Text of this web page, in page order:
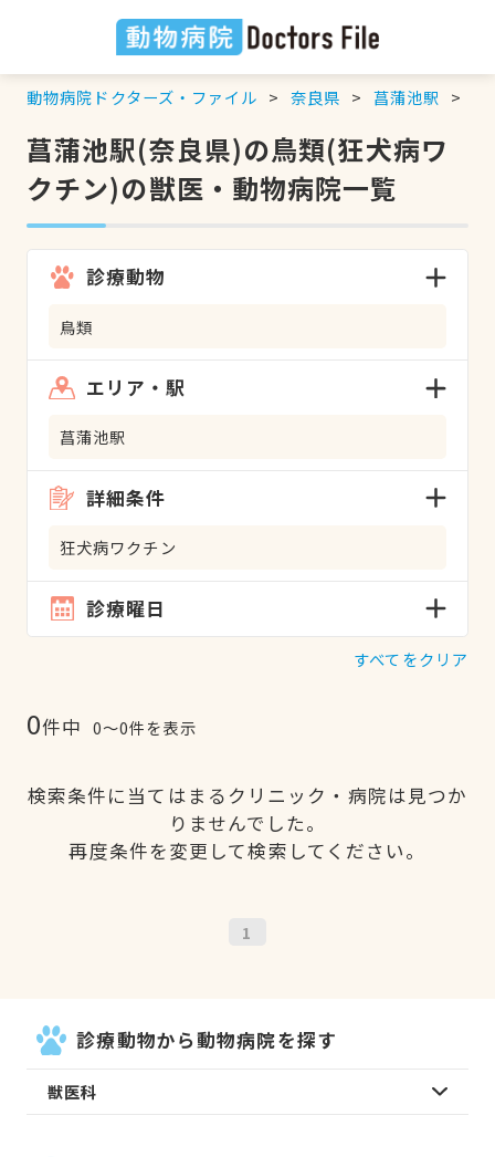
動物病院ドクターズ・ファイル 奈良県 菖蒲池駅
菖蒲池駅(奈良県)の鳥類(狂犬病ワ
クチン)の獣医・動物病院一覧
診療動物
鳥類
エリア・駅
菖蒲池駅
詳細条件
狂犬病ワクチン
診療曜日
すべてをクリア
0件中 0〜0件を表示
検索条件に当てはまるクリニック・病院は見つか
りませんでした。
再度条件を変更して検索してください。
1
診療動物から動物病院を探す
獣医科